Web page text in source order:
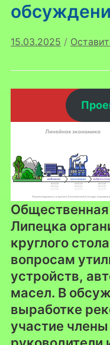
15.03.2025 /
Общественная
Липецка
круглого
вопросам
устройств,
масел. В
выработке
участие